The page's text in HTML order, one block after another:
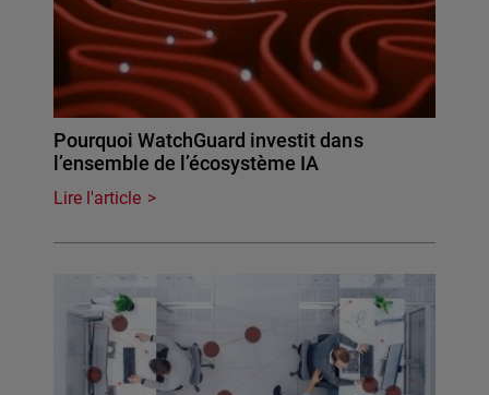
Pourquoi WatchGuard investit dans
l’ensemble de l’écosystème IA
Lire l'article